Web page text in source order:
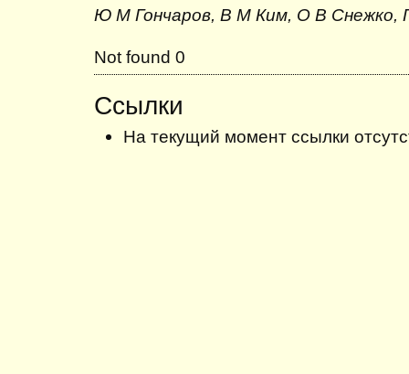
Ю М Гончаров, В М Ким, О В Снежко,
Not found 0
Ссылки
На текущий момент ссылки